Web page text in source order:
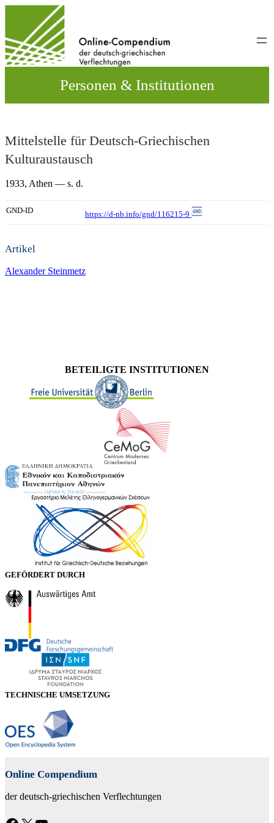
wechseln
Personen & Institutionen
Mittelstelle für Deutsch-Griechischen
Kulturaustausch
1933, Athen — s. d.
GND-ID https://d-nb.info/gnd/116215-9
Artikel
Alexander Steinmetz
BETEILIGTE INSTITUTIONEN
GEFÖRDERT DURCH
TECHNISCHE UMSETZUNG
Online Compendium
der deutsch-griechischen Verflechtungen